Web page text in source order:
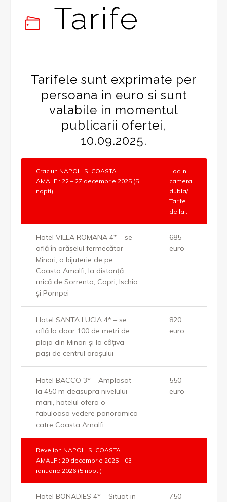
Tarife
Tarifele sunt exprimate per
persoana in euro si sunt
valabile in momentul
publicarii ofertei,
10.09.2025.
Craciun NAPOLI SI COASTA
AMALFI: 22 – 27 decembrie 2025 (5
nopti)
Loc in
camera
dubla/
Tarife
de la..
Hotel VILLA ROMANA 4* – se
află în orăşelul fermecător
Minori, o bijuterie de pe
Coasta Amalfi, la distanţă
mică de Sorrento, Capri, Ischia
şi Pompei
685
euro
Hotel SANTA LUCIA 4* – se
află la doar 100 de metri de
plaja din Minori şi la câţiva
paşi de centrul oraşului
820
euro
Hotel BACCO 3* – Amplasat
la 450 m deasupra nivelului
marii, hotelul ofera o
fabuloasa vedere panoramica
catre Coasta Amalfi.
550
euro
Revelion NAPOLI SI COASTA
AMALFI: 29 decembrie 2025 – 03
ianuarie 2026 (5 nopti)
Hotel BONADIES 4* – Situat in 750